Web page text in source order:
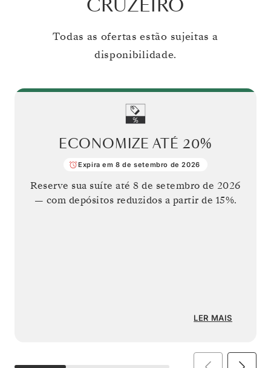
CRUZEIRO
Todas as ofertas estão sujeitas a
disponibilidade.
ECONOMIZE ATÉ 20%
Expira em 8 de setembro de 2026
Reserve sua suíte até8 de setembro de 2026
— com depósitos reduzidos a partir de 15%.
LER MAIS